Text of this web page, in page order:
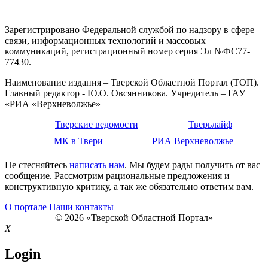
Зарегистрировано Федеральной службой по надзору в сфере
связи, информационных технологий и массовых
коммуникаций, регистрационный номер серия Эл №ФС77-
77430.
Наименование издания – Тверской Областной Портал (ТОП).
Главный редактор - Ю.О. Овсянникова. Учредитель – ГАУ
«РИА «Верхневолжье»
Тверские ведомости
Тверьлайф
МК в Твери
РИА Верхневолжье
Не стесняйтесь написать нам. Мы будем рады получить от вас
сообщение. Рассмотрим рациональные предложения и
конструктивную критику, а так же обязательно ответим вам.
О портале Наши контакты
© 2026 «Тверской Областной Портал»
X
Login